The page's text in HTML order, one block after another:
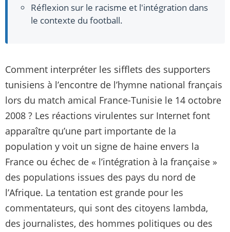
Réflexion sur le racisme et l'intégration dans
le contexte du football.
Comment interpréter les sifflets des supporters
tunisiens à l’encontre de l’hymne national français
lors du match amical France-Tunisie le 14 octobre
2008 ? Les réactions virulentes sur Internet font
apparaître qu’une part importante de la
population y voit un signe de haine envers la
France ou échec de « l’intégration à la française »
des populations issues des pays du nord de
l’Afrique. La tentation est grande pour les
commentateurs, qui sont des citoyens lambda,
des journalistes, des hommes politiques ou des